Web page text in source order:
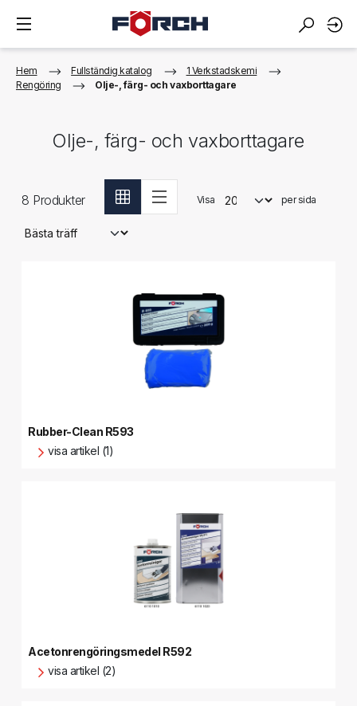
Hem Fullständig katalog
1 Verkstadskemi
Rengöring
Olje-, färg- och vaxborttagare
Olje-, färg- och vaxborttagare
8 Produkter Visa per sida
Rubber-Clean R593
visa artikel (1)
Acetonrengöringsmedel R592
visa artikel (2)